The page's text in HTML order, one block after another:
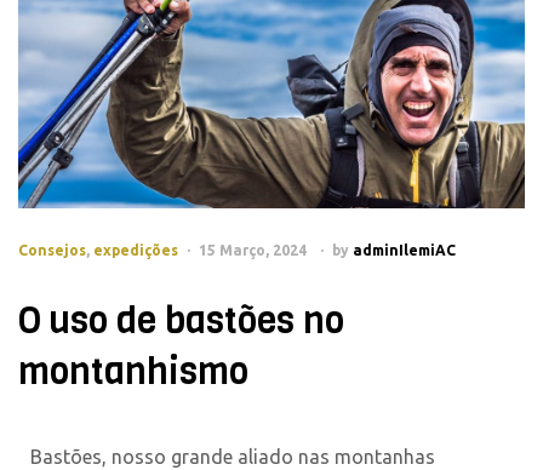
Consejos, expedições 15 Março, 2024 by adminIlemiAC
O uso de bastões no
montanhismo
Bastões, nosso grande aliado nas montanhas